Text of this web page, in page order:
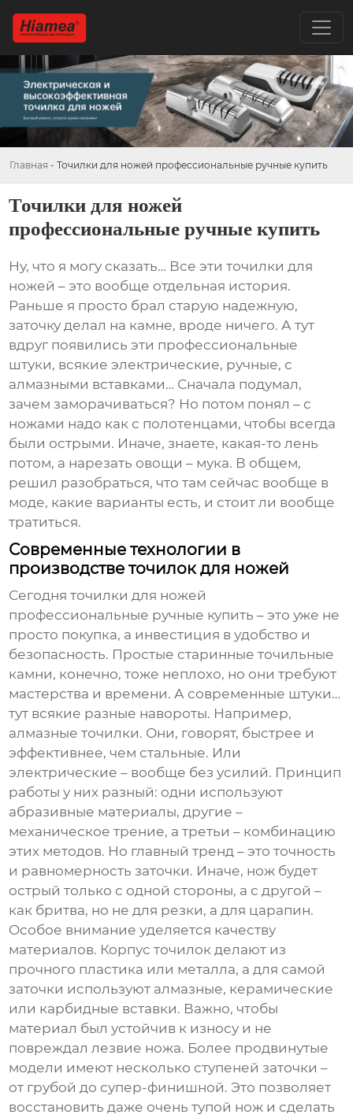
Главная - Точилки для ножей профессиональные ручные купить
Точилки для ножей
профессиональные ручные купить
Ну, что я могу сказать… Все эти точилки для
ножей – это вообще отдельная история.
Раньше я просто брал старую надежную,
заточку делал на камне, вроде ничего. А тут
вдруг появились эти профессиональные
штуки, всякие электрические, ручные, с
алмазными вставками… Сначала подумал,
зачем заморачиваться? Но потом понял – с
ножами надо как с полотенцами, чтобы всегда
были острыми. Иначе, знаете, какая-то лень
потом, а нарезать овощи – мука. В общем,
решил разобраться, что там сейчас вообще в
моде, какие варианты есть, и стоит ли вообще
тратиться.
Современные технологии в
производстве точилок для ножей
Сегодняточилки для ножей
профессиональные ручные купить – это уже не
просто покупка, а инвестиция в удобство и
безопасность. Простые старинные точильные
камни, конечно, тоже неплохо, но они требуют
мастерства и времени. А современные штуки…
тут всякие разные навороты. Например,
алмазные точилки. Они, говорят, быстрее и
эффективнее, чем стальные. Или
электрические – вообще без усилий. Принцип
работы у них разный: одни используют
абразивные материалы, другие –
механическое трение, а третьи – комбинацию
этих методов. Но главный тренд – это точность
и равномерность заточки. Иначе, нож будет
острый только с одной стороны, а с другой –
как бритва, но не для резки, а для царапин.
Особое внимание уделяется качеству
материалов. Корпус точилок делают из
прочного пластика или металла, а для самой
заточки используют алмазные, керамические
или карбидные вставки. Важно, чтобы
материал был устойчив к износу и не
повреждал лезвие ножа. Более продвинутые
модели имеют несколько ступеней заточки –
от грубой до супер-финишной. Это позволяет
восстановить даже очень тупой нож и сделать